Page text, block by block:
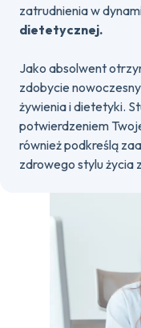
zatrudnienia w
dietetycznej.
Jako absolwent
zdobycie
żywienia i dietetyki.
potwierdzeniem
również podkreślą
zdrowego stylu życia